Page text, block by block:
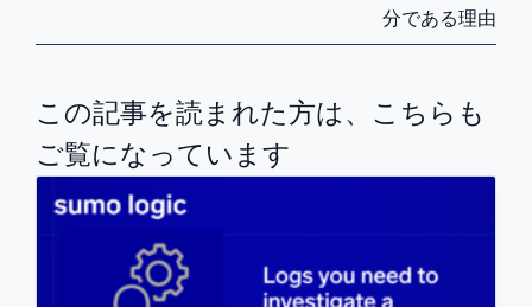
分である理由
この記事を読まれた方は、こちらも
ご覧になっています